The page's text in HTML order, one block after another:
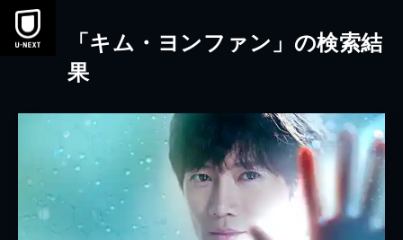
本文へスキップ
「キム・ヨンファン」の検索結
果